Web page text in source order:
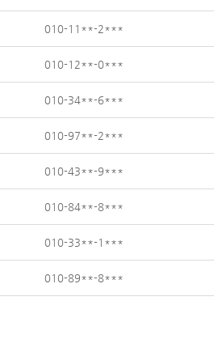
010-11**-2***
010-12**-0***
010-34**-6***
010-97**-2***
010-43**-9***
010-84**-8***
010-33**-1***
010-89**-8***